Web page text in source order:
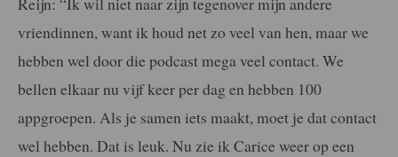
vriendinnen, want ik houd net zo veel van hen, maar we
hebben wel door die podcast mega veel contact. We
bellen elkaar nu vijf keer per dag en hebben 100
appgroepen. Als je samen iets maakt, moet je dat contact
wel hebben. Dat is leuk. Nu zie ik Carice weer op een